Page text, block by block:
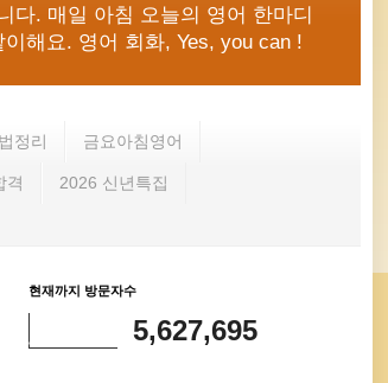
다. 매일 아침 오늘의 영어 한마디
해요. 영어 회화, Yes, you can !
정리 금요아침영어
격 2026 신년특집
현재까지 방문자수
5,627,695